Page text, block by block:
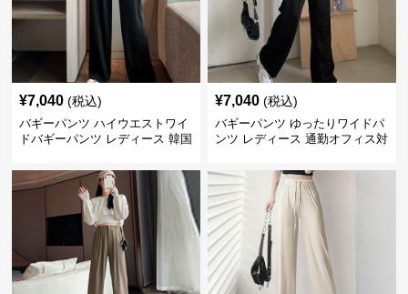
¥7,040 (税込)
バギーパンツ ハイウエストワイ
ドバギーパンツ レディース 韓国
¥7,040 (税込)
バギーパンツ ゆったりワイドパ
ンツ レディース 通勤オフィス対